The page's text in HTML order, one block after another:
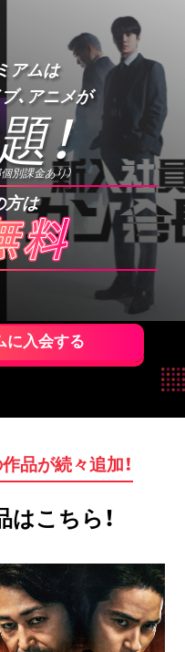
アムは
、アニメが
！
個別課金あり）
方は
に入会する
品が続々追加！
はこちら！